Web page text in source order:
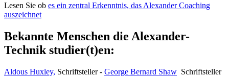
Lesen Sie ob es ein zentral Erkenntnis, das Alexander Coaching
auszeichnet
Bekannte Menschen die Alexander-
Technik studier(t)en:
Aldous Huxley, Schriftsteller - George Bernard Shaw Schriftsteller